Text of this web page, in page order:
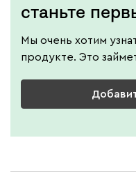
станьте
Мы очень хотим
продукте. Это